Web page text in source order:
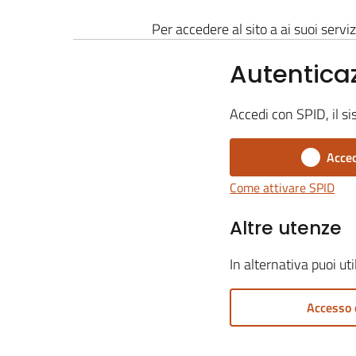
Per accedere al sito a ai suoi
Accedi con SPID, il
Come attivare SPID
Altre utenze
In alternativa puoi